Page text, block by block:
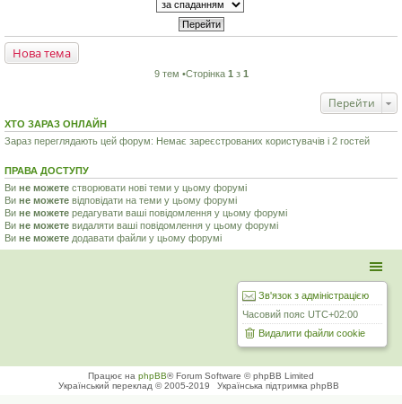
Нова тема
9 тем •Сторінка 1 з 1
Перейти
ХТО ЗАРАЗ ОНЛАЙН
Зараз переглядають цей форум: Немає зареєстрованих користувачів і 2 гостей
ПРАВА ДОСТУПУ
Ви не можете створювати нові теми у цьому форумі
Ви не можете відповідати на теми у цьому форумі
Ви не можете редагувати ваші повідомлення у цьому форумі
Ви не можете видаляти ваші повідомлення у цьому форумі
Ви не можете додавати файли у цьому форумі
Зв'язок з адміністрацією
Часовий пояс UTC+02:00
Видалити файли cookie
Працює на phpBB® Forum Software © phpBB Limited
Український переклад © 2005-2019
Українська підтримка phpBB